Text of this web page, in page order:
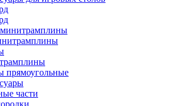
прямоугольные
части